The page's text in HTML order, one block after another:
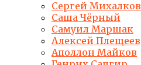
Сергей Михалков
Саша Чёрный
Самуил Маршак
Алексей Плещеев
Аполлон Майков